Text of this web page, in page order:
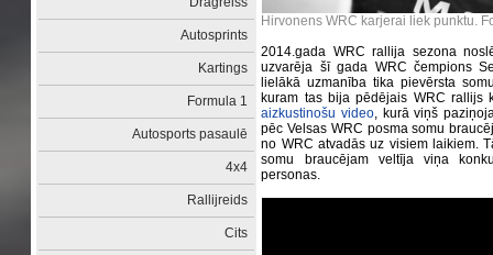
Autosprints
Kartings
Formula 1
Autosports pasaulē
4x4
Rallijreids
Cits
Hirvonens WRC karjerai liek punktu.
2014.gada WRC rallija sezona
uzvarēja šī gada WRC čempions
lielākā uzmanība tika pievērsta
kuram tas bija pēdējais WRC rallijs
aizkustinošu video, kurā viņš
pēc Velsas WRC posma somu
no WRC atvadās uz visiem laikiem.
somu braucējam veltīja viņa
personas.